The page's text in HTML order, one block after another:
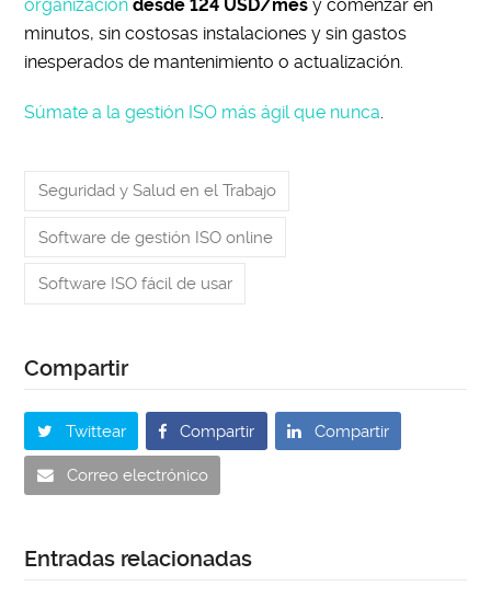
organización desde 124 USD/mes y comenzar en
minutos, sin costosas instalaciones y sin gastos
inesperados de mantenimiento o actualización.
Súmate a la gestión ISO más ágil que nunca
Seguridad y Salud en el Trabajo
Software de gestión ISO online
Software ISO fácil de usar
Twittear Compartir Compartir
Correo electrónico
Entradas relacionadas